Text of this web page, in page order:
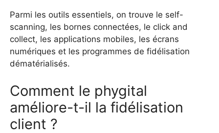
Parmi les outils essentiels, on trouve le self-
scanning, les bornes connectées, le click and
collect, les applications mobiles, les écrans
numériques et les programmes de fidélisation
dématérialisés.
Comment le phygital
améliore-t-il la fidélisation
client ?